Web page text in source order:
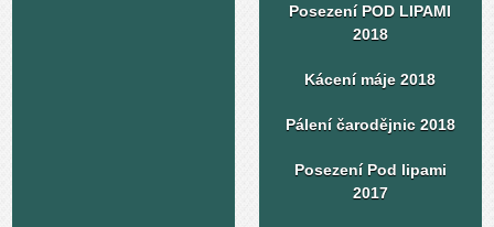
Posezení POD LIPAMI
2018
Kácení máje 2018
Pálení čarodějnic 2018
Posezení Pod lipami
2017